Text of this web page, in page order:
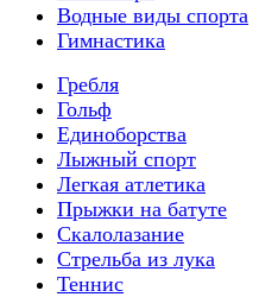
Водные виды спорта
Гимнастика
Гребля
Гольф
Единоборства
Лыжный спорт
Легкая атлетика
Прыжки на батуте
Скалолазание
Стрельба из лука
Теннис